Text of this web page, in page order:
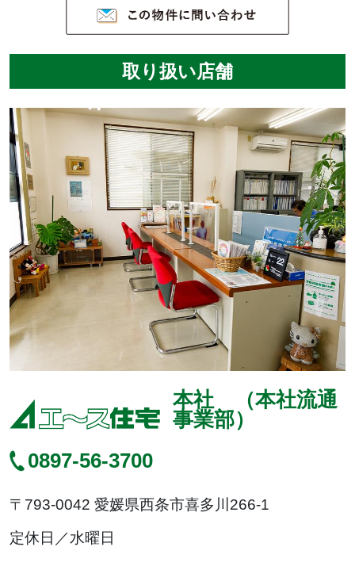
取り扱い店舗
本社 （本社流通
事業部）
0897-56-3700
〒793-0042 愛媛県西条市喜多川266-1
定休日／水曜日